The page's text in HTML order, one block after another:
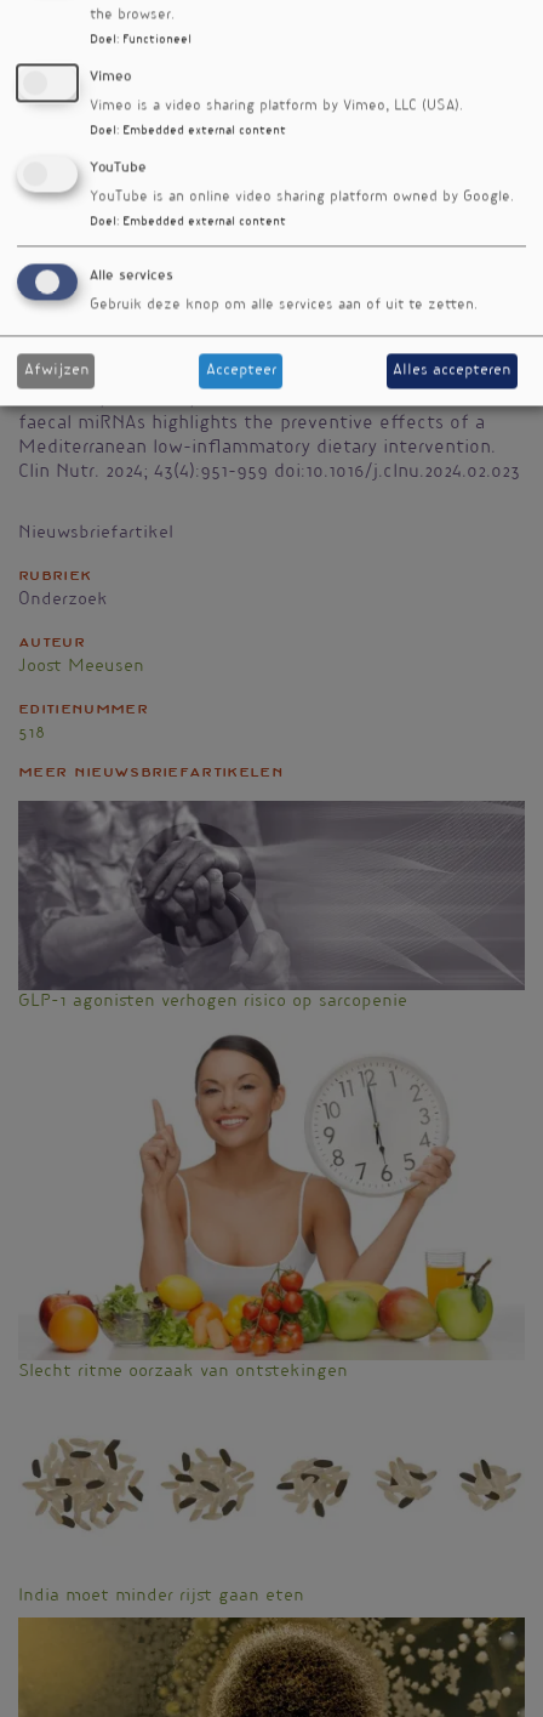
Door het genexpressieprofiel (niet via fecaal
miRNA maar van RNA rechtstreeks geëxtraheerd
uit weefsel) met normaal weefsel te
vergelijken, konden de onderzoekers zien dat
na drie maanden mediterrane interventie het
van normaal darrmweefsel.
De deelnemers kregen voorschriften voor
Italiaans mediterrane voeding, met nadruk op
zo min mogelijk pro-inflammatoire
ingrediënten en aangevuld met vooral Japanse
Referenties
faecal miRNAs highlights the preventive effects of a
Mediterranean low-inflammatory dietary intervention.
Clin Nutr. 2024; 43(4):951-959 doi:10.1016/j.clnu.2024.02.023
Nieuwsbriefartikel
Rubriek
Onderzoek
Auteur
Joost Meeusen
Editienummer
518
Meer nieuwsbriefartikelen
GLP-1 agonisten verhogen risico op sarcopenie
Slecht ritme oorzaak van ontstekingen
India moet minder rijst gaan eten
the browser.
Doel : Functioneel
Vimeo
Vimeo is a video sharing platform by Vimeo, LLC (USA).
Doel : Embedded external content
YouTube
YouTube is an online video sharing platform owned by Google.
Doel : Embedded external content
Alle services
Gebruik deze knop om alle services aan of uit te zetten.
Afwijzen Accepteer Alles accepteren